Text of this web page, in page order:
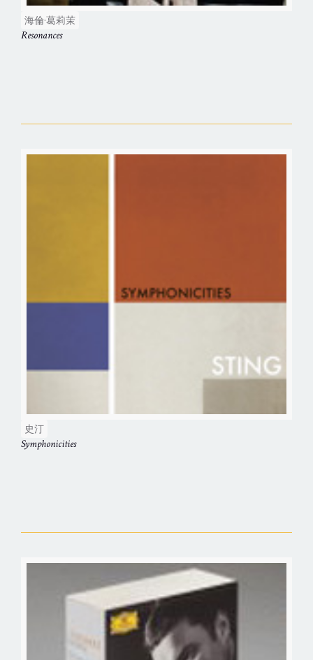
海倫·葛莉茉
Resonances
史汀
Symphonicities